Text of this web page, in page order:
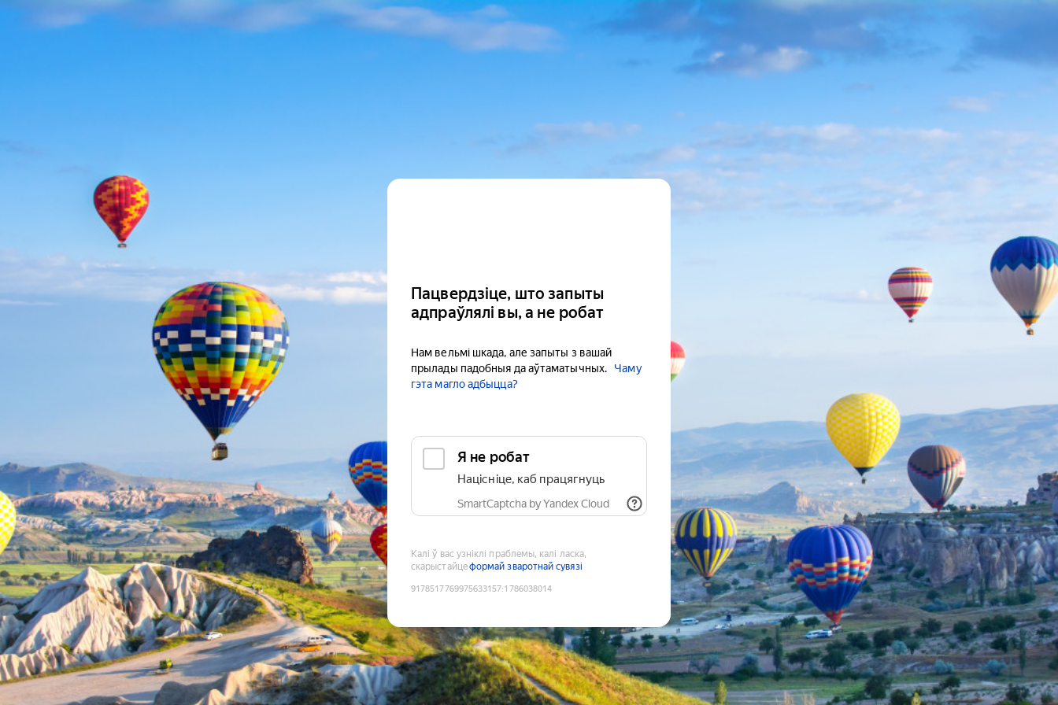
Пацвердзіце, што запыты
адпраўлялі вы, а не робат
Нам вельмі шкада, але запыты з вашай
прылады падобныя да аўтаматычных.
Чаму
гэта магло адбыцца?
Я не робат
Націсніце, каб працягнуць
SmartCaptcha by Yandex Cloud
Калі ў вас узніклі праблемы, калі ласка,
скарыстайцеформай зваротнай сувязі
9178517769975633157:1786038014